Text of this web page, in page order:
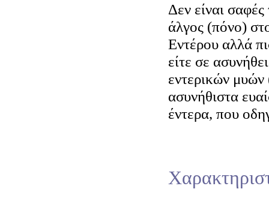
Δεν είναι σαφές
άλγος (πόνο)
Εντέρου αλλά
είτε σε
εντερικών
ασυνήθιστα
έντερα, που